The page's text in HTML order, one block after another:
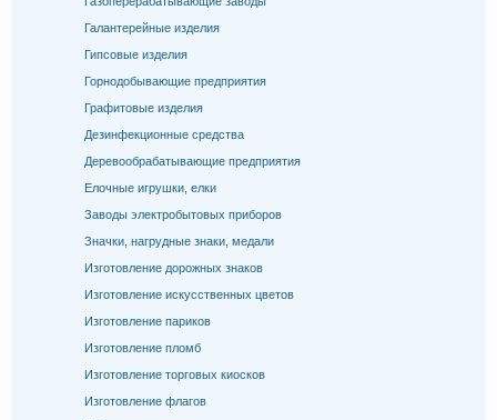
Галантерейные изделия
Гипсовые изделия
Горнодобывающие предприятия
Графитовые изделия
Дезинфекционные средства
Деревообрабатывающие предприятия
Елочные игрушки, елки
Заводы электробытовых приборов
Значки, нагрудные знаки, медали
Изготовление дорожных знаков
Изготовление искусственных цветов
Изготовление париков
Изготовление пломб
Изготовление торговых киосков
Изготовление флагов